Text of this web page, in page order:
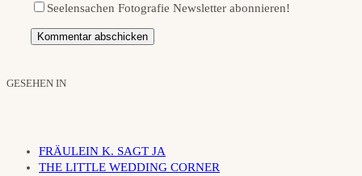
Seelensachen Fotografie Newsletter abonnieren!
GESEHEN IN
FRÄULEIN K. SAGT JA
THE LITTLE WEDDING CORNER